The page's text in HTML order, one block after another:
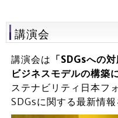
講演会
講演会は 「SDGsへの
ビジネスモデルの構築
ステナビリティ日本フ
SDGsに関する最新情報